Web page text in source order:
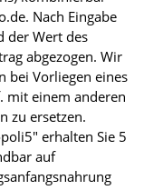
Nach Eingabe
der Wert des
abgezogen. Wir
bei Vorliegen eines
mit einem anderen
zu ersetzen.
erhalten Sie 5
auf